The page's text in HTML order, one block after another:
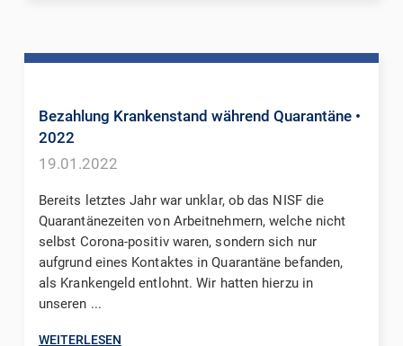
Bezahlung Krankenstand während Quarantäne •
2022
19.01.2022
Bereits letztes Jahr war unklar, ob das NISF die
Quarantänezeiten von Arbeitnehmern, welche nicht
selbst Corona-positiv waren, sondern sich nur
aufgrund eines Kontaktes in Quarantäne befanden,
als Krankengeld entlohnt. Wir hatten hierzu in
unseren ...
WEITERLESEN